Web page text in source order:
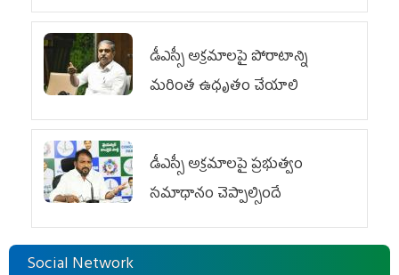
డీఎస్సీ అక్రమాలపై పోరాటాన్ని
మరింత ఉధృతం చేయాలి
డీఎస్సీ అక్రమాలపై ప్రభుత్వం
సమాధానం చెప్పాల్సిందే
Social Network